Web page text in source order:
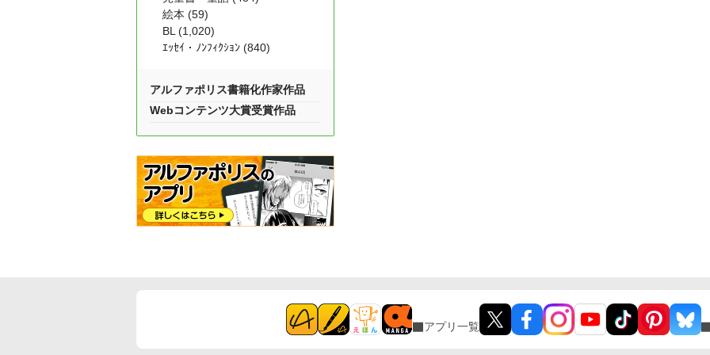
絵本 (59)
BL (1,020)
ｴｯｾｲ・ﾉﾝﾌｨｸｼｮﾝ (840)
アルファポリス書籍化作家作品
Webコンテンツ大賞受賞作品
アプリ一覧